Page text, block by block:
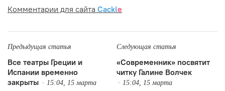
Комментарии для сайта Cackle
Предыдущая статья
Все театры Греции и
Испании временно
закрыты
15:04, 15 марта
Следующая статья
«Современник» посвятит
читку Галине Волчек
15:04, 15 марта